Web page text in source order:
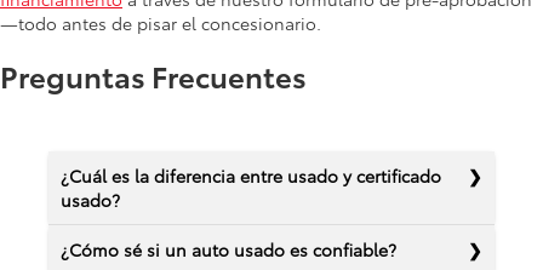
—todo antes de pisar el concesionario.
Preguntas Frecuentes
¿Cuál es la diferencia entre usado y certificado
usado?
¿Cómo sé si un auto usado es confiable?